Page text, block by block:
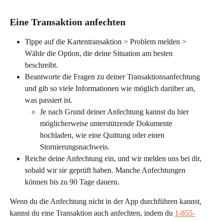
Eine Transaktion anfechten
Tippe auf die Kartentransaktion > Problem melden >
Wähle die Option, die deine Situation am besten
beschreibt.
Beantworte die Fragen zu deiner Transaktionsanfechtung
und gib so viele Informationen wie möglich darüber an,
was passiert ist.
Je nach Grund deiner Anfechtung kannst du hier
möglicherweise unterstützende Dokumente
hochladen, wie eine Quittung oder einen
Stornierungsnachweis.
Reiche deine Anfechtung ein, und wir melden uns bei dir,
sobald wir sie geprüft haben. Manche Anfechtungen
können bis zu 90 Tage dauern.
Wenn du die Anfechtung nicht in der App durchführen kannst,
kannst du eine Transaktion auch anfechten, indem du 1-855-